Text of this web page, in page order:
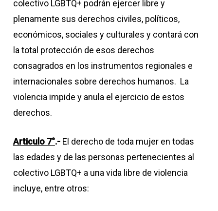
colectivo LGBTQ+ podrán ejercer libre y
plenamente sus derechos civiles, políticos,
económicos, sociales y culturales y contará con
la total protección de esos derechos
consagrados en los instrumentos regionales e
internacionales sobre derechos humanos. La
violencia impide y anula el ejercicio de estos
derechos.
Articulo 7°.- El derecho de toda mujer en todas
las edades y de las personas pertenecientes al
colectivo LGBTQ+ a una vida libre de violencia
incluye, entre otros: